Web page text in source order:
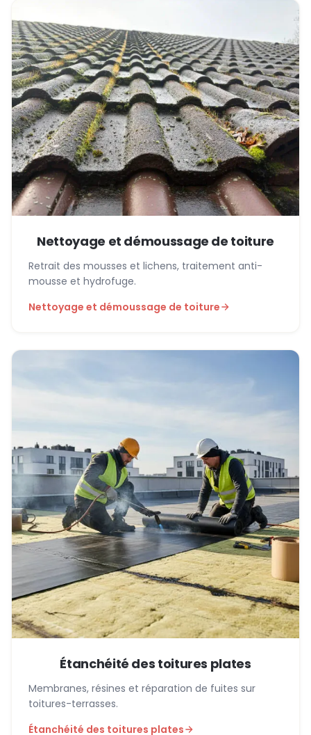
Nettoyage et démoussage de toiture
Retrait des mousses et lichens, traitement anti-
mousse et hydrofuge.
Nettoyage et démoussage de toiture
Étanchéité des toitures plates
Membranes, résines et réparation de fuites sur
toitures-terrasses.
Étanchéité des toitures plates